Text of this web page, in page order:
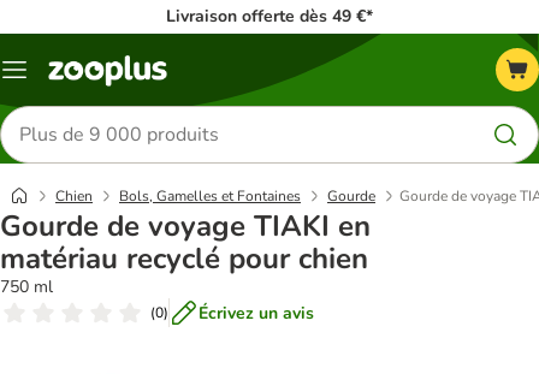
Livraison offerte dès 49 €*
Menu
Rechercher
des
produits
Chien Bols, Gamelles et Fontaines Gourde Gourde de voyage
Gourde de voyage TIAKI en
matériau recyclé pour chien
750 ml
(0) Écrivez un avis